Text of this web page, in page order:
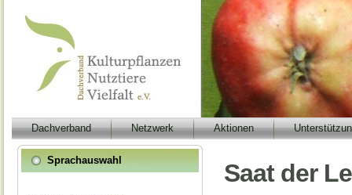
Dachverband Netzwerk Aktionen
Sprachauswahl Saat der